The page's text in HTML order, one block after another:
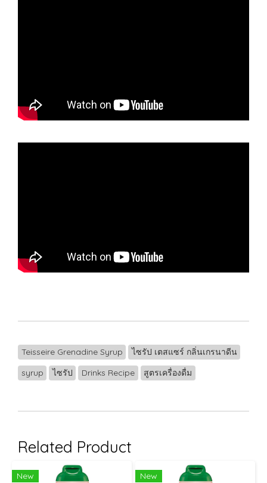
Teisseire Grenadine Syrup
ไซรัป เตสแซร์ กลิ่นเกรนาดีน
syrup
ไซรัป Drinks Recipe สูตรเครื่องดื่ม
Related Product
New New